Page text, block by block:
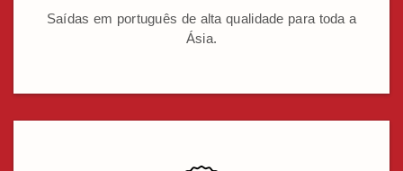
Saídas em português de alta qualidade para toda a
Ásia.